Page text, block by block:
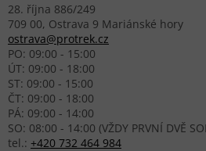
28. října 886/249
709 00, Ostrava 9 Mariánské hory
ostrava@protrek.cz
PO: 09:00 - 15:00
ÚT: 09:00 - 18:00
ST: 09:00 - 15:00
ČT: 09:00 - 18:00
PÁ: 09:00 - 14:00
SO: 08:00 - 14:00 (VŽDY PRVNÍ DVĚ
tel.: +420 732 464 984